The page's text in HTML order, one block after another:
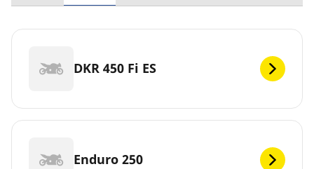
DKR 450 Fi ES
Enduro 250